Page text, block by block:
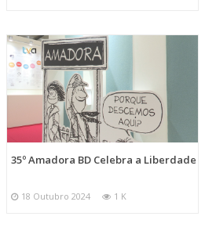
35º Amadora BD Celebra a Liberdade
18 Outubro 2024 1 K